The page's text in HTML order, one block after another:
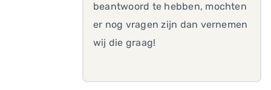
beantwoord te hebben, mochten
er nog vragen zijn dan vernemen
wij die graag!